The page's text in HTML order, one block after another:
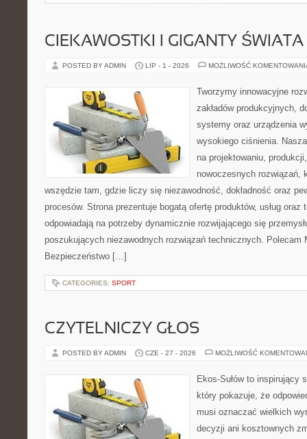
CIEKAWOSTKI I GIGANTY ŚWIATA
POSTED BY ADMIN LIP - 1 - 2026 MOŻLIWOŚĆ
Tworzymy innowacyjne
zakładów produkcyjnych,
systemy oraz urządzenia
wysokiego ciśnienia.
na projektowaniu,
nowoczesnych rozwiązań,
wszędzie tam, gdzie liczy się niezawodność, dokładność oraz
procesów. Strona prezentuje bogatą ofertę produktów, usług oraz
odpowiadają na potrzeby dynamicznie rozwijającego się
poszukujących niezawodnych rozwiązań technicznych. Polecam
Bezpieczeństwo […]
CATEGORIES: SPORT
CZYTELNICZY GŁOS
POSTED BY ADMIN CZE - 27 - 2026 MOŻLIWOŚĆ
Ekos-Sułów to inspirujący
który pokazuje, że
musi oznaczać wielkich
decyzji ani kosztownych